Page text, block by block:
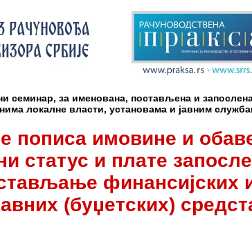
семинар, за именована, постављена и
локалне власти, установама и јавним
пописа имовине и
статус и плате
финансијских
(буџетских)